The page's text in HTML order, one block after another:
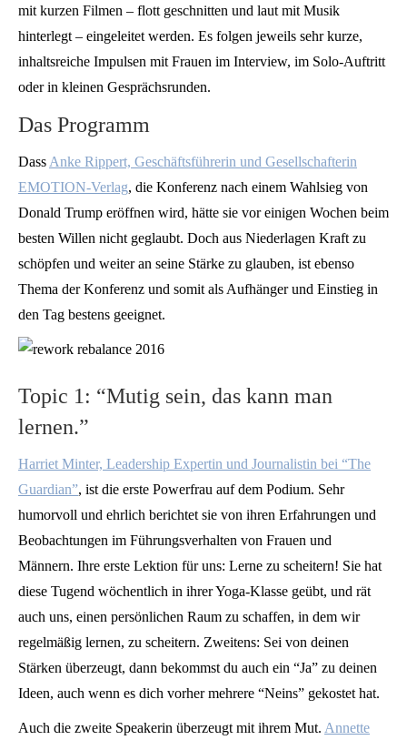
mit kurzen Filmen – flott geschnitten und laut mit Musik
hinterlegt – eingeleitet werden. Es folgen jeweils sehr kurze,
inhaltsreiche Impulsen mit Frauen im Interview, im Solo-Auftritt
oder in kleinen Gesprächsrunden.
Das Programm
Dass Anke Rippert, Geschäftsführerin und Gesellschafterin
EMOTION-Verlag, die Konferenz nach einem Wahlsieg von
Donald Trump eröffnen wird, hätte sie vor einigen Wochen beim
besten Willen nicht geglaubt. Doch aus Niederlagen Kraft zu
schöpfen und weiter an seine Stärke zu glauben, ist ebenso
Thema der Konferenz und somit als Aufhänger und Einstieg in
den Tag bestens geeignet.
Topic 1: “Mutig sein, das kann man
lernen.”
Harriet Minter, Leadership Expertin und Journalistin bei “The
Guardian”, ist die erste Powerfrau auf dem Podium. Sehr
humorvoll und ehrlich berichtet sie von ihren Erfahrungen und
Beobachtungen im Führungsverhalten von Frauen und
Männern. Ihre erste Lektion für uns: Lerne zu scheitern! Sie hat
diese Tugend wöchentlich in ihrer Yoga-Klasse geübt, und rät
auch uns, einen persönlichen Raum zu schaffen, in dem wir
regelmäßig lernen, zu scheitern. Zweitens: Sei von deinen
Stärken überzeugt, dann bekommst du auch ein “Ja” zu deinen
Ideen, auch wenn es dich vorher mehrere “Neins” gekostet hat.
Auch die zweite Speakerin überzeugt mit ihrem Mut. Annette